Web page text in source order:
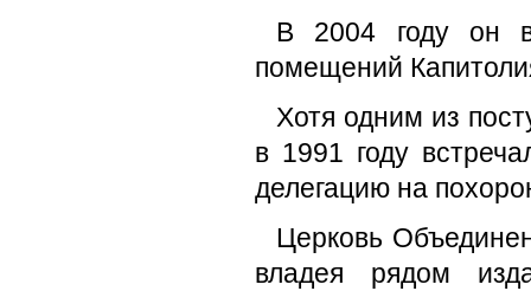
В 2004 году он в
помещений
Хотя одним из
в 1991 году
делегацию на
Церковь
владея рядом